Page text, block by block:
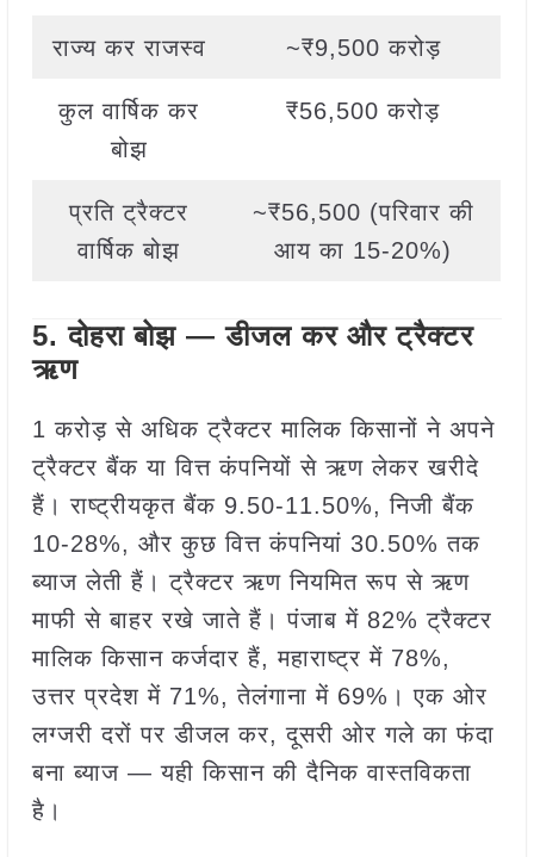
राज्य कर राजस्व ~₹9,500 करोड़
कुल वार्षिक कर
बोझ
₹56,500 करोड़
प्रति ट्रैक्टर
वार्षिक बोझ
~₹56,500 (परिवार की
आय का 15-20%)
5. दोहरा बोझ — डीजल कर और ट्रैक्टर
ऋण
1 करोड़ से अधिक ट्रैक्टर मालिक किसानों ने अपने
ट्रैक्टर बैंक या वित्त कंपनियों से ऋण लेकर खरीदे
हैं। राष्ट्रीयकृत बैंक 9.50-11.50%, निजी बैंक
10-28%, और कुछ वित्त कंपनियां 30.50% तक
ब्याज लेती हैं। ट्रैक्टर ऋण नियमित रूप से ऋण
माफी से बाहर रखे जाते हैं। पंजाब में 82% ट्रैक्टर
मालिक किसान कर्जदार हैं, महाराष्ट्र में 78%,
उत्तर प्रदेश में 71%, तेलंगाना में 69%। एक ओर
लग्जरी दरों पर डीजल कर, दूसरी ओर गले का फंदा
बना ब्याज — यही किसान की दैनिक वास्तविकता
है।